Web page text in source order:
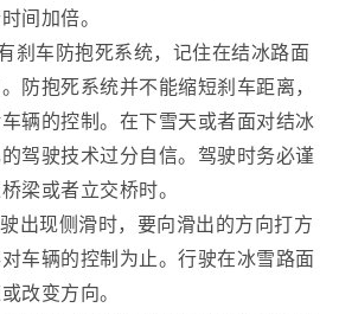
间加倍。
车防抱死系统，记住在结冰路面
防抱死系统并不能缩短刹车距离，
辆的控制。在下雪天或者面对结冰
驾驶技术过分自信。驾驶时务必谨
梁或者立交桥时。
现侧滑时，要向滑出的方向打方
车辆的控制为止。行驶在冰雪路面
改变方向。